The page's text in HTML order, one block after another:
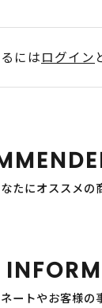
にはログイン
たにオススメの
ートやお客様の